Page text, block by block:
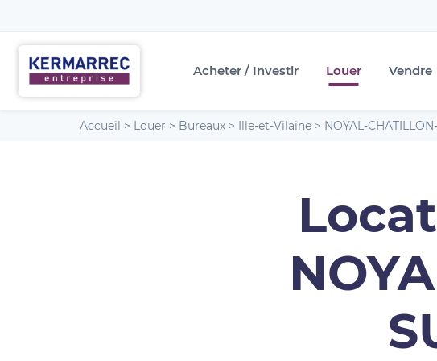
Acheter / Investir Louer Vendre
Accueil > Louer > Bureaux > Ille-et-Vilaine > NOYAL-